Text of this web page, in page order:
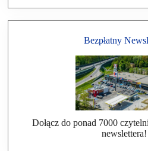
Bezpłatny
Dołącz do ponad 7000
newslettera!